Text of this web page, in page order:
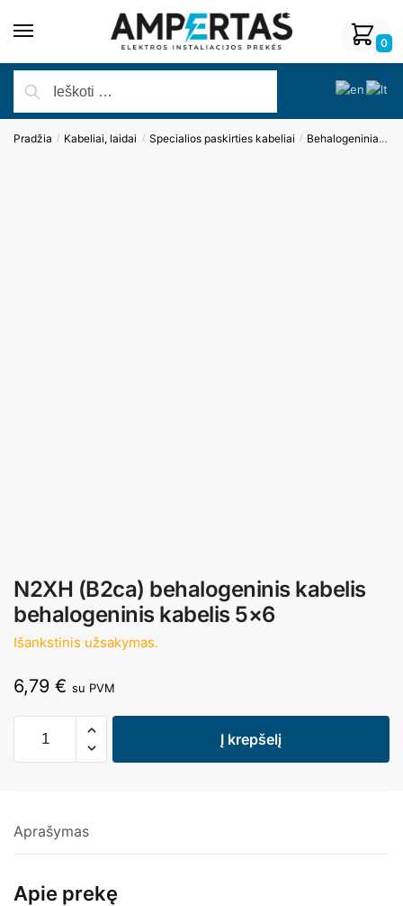
0
Pradžia / Kabeliai, laidai / Specialios paskirties kabeliai / Behalogeniniai kabeliai
N2XH (B2ca) behalogeninis kabelis
behalogeninis kabelis 5×6
Išankstinis užsakymas.
6,79 € su PVM
Į krepšelį
Aprašymas
Apie prekę